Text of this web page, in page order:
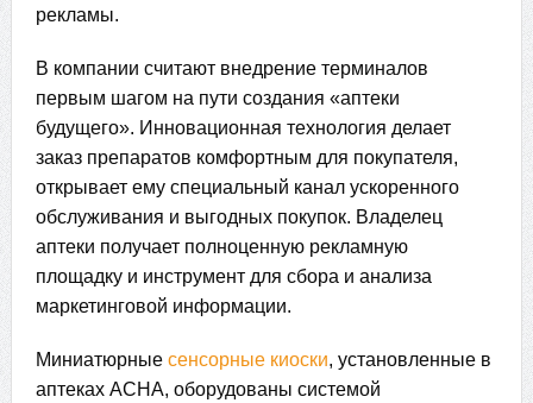
рекламы.
В компании считают внедрение терминалов
первым шагом на пути создания «аптеки
будущего». Инновационная технология делает
заказ препаратов комфортным для покупателя,
открывает ему специальный канал ускоренного
обслуживания и выгодных покупок. Владелец
аптеки получает полноценную рекламную
площадку и инструмент для сбора и анализа
маркетинговой информации.
Миниатюрные сенсорные киоски, установленные в
аптеках АСНА, оборудованы системой